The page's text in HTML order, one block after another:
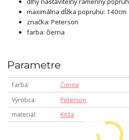
maximálna dĺžka popruhu: 140cm
značka: Peterson
farba: čierna
Parametre
Farba
Čierna
Výrobca
Peterson
materiál
Koža